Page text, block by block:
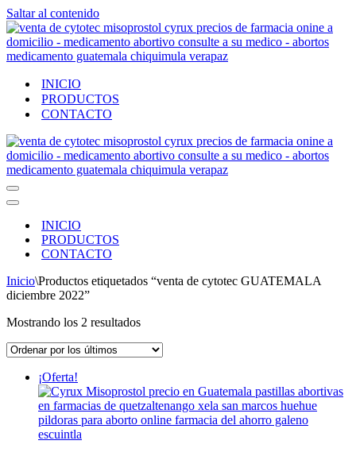
Saltar al contenido
INICIO
PRODUCTOS
CONTACTO
Menú
de
Menú
navegación
INICIO
PRODUCTOS
CONTACTO
Inicio\Productos etiquetados “venta de cytotec GUATEMALA
diciembre 2022”
Mostrando los 2 resultadosOrdenado
los
¡Oferta!